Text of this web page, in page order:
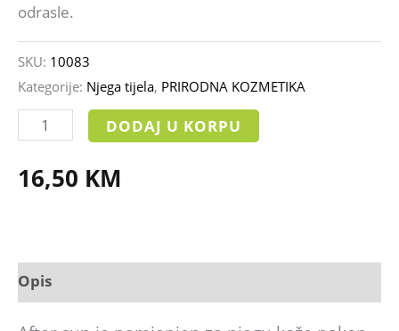
odrasle.
SKU: 10083
Kategorije: Njega tijela, PRIRODNA KOZMETIKA
DODAJ U KORPU
16,50 KM
Opis